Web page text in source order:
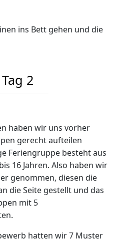
ins Bett gehen und die
2
haben wir uns vorher
gerecht aufteilen
Feriengruppe besteht aus
16 Jahren. Also haben wir
genommen, diesen die
die Seite gestellt und das
mit 5
hatten wir 7 Muster